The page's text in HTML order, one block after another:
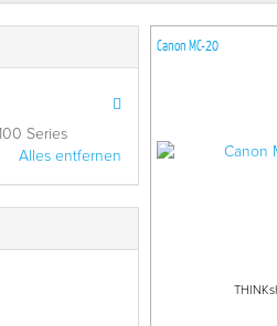
Series
Alles entfernen
Canon MC-20